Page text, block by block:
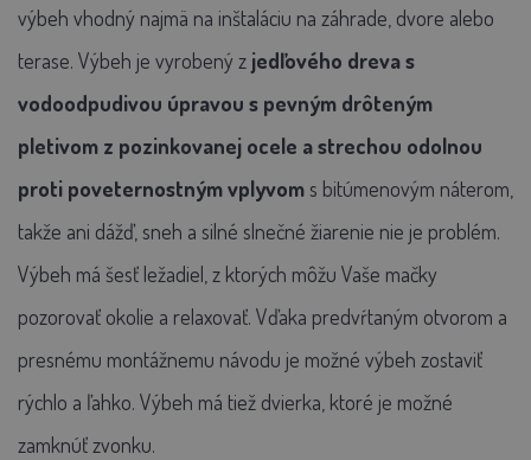
výbeh vhodný najmä na inštaláciu na záhrade, dvore alebo
terase. Výbeh je vyrobený z jedľového dreva s
vodoodpudivou úpravou s pevným drôteným
pletivom z pozinkovanej ocele a strechou odolnou
proti poveternostným vplyvoms bitúmenovým náterom,
takže ani dážď, sneh a silné slnečné žiarenie nie je problém.
Výbeh má šesť ležadiel, z ktorých môžu Vaše mačky
pozorovať okolie a relaxovať. Vďaka predvŕtaným otvorom a
presnému montážnemu návodu je možné výbeh zostaviť
rýchlo a ľahko. Výbeh má tiež dvierka, ktoré je možné
zamknúť zvonku.